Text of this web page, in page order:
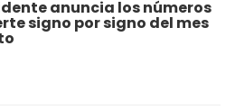
anuncia los números
signo por signo del mes